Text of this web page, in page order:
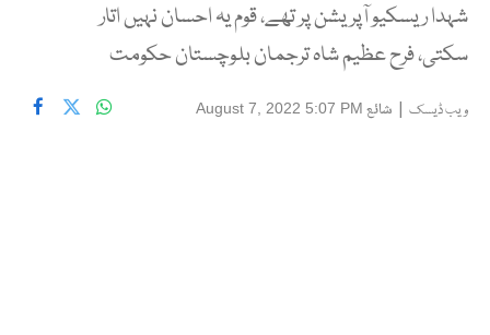
شہدا ریسکیو آپریشن پر تھے، قوم یہ احسان نہیں اتار
سکتی، فرح عظیم شاہ ترجمان بلوچستان حکومت
ویب ڈیسک | شائع August 7, 2022 5:07 PM